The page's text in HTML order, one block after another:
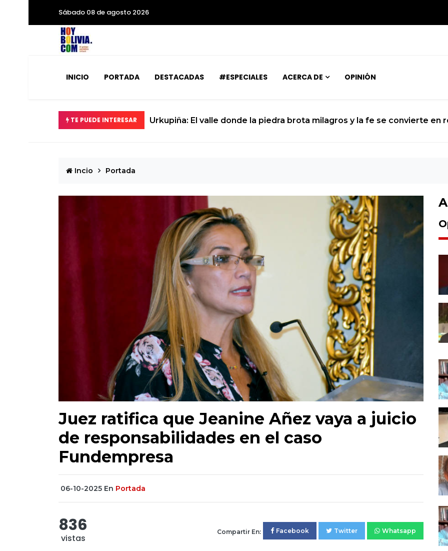
Sábado 08 de agosto 2026
INICIO PORTADA DESTACADAS #ESPECIALES ACERCA DE OPINIÓN
TE PUEDE INTERESAR Urkupiña: El valle donde la piedra brota milagros y la fe se convierte en
Incio Portada
Juez ratifica que Jeanine Añez vaya a juicio
de responsabilidades en el caso
Fundempresa
06-10-2025 En Portada
836
vistas
Compartir En: Facebook Twitter Whatsapp